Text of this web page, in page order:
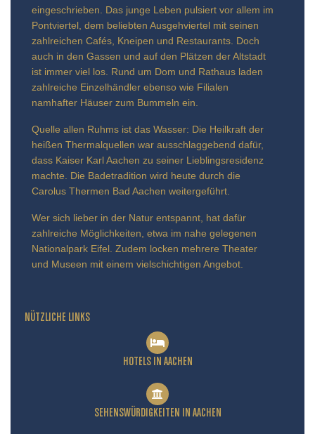
eingeschrieben. Das junge Leben pulsiert vor allem im
Pontviertel, dem beliebten Ausgehviertel mit seinen
zahlreichen Cafés, Kneipen und Restaurants. Doch
auch in den Gassen und auf den Plätzen der Altstadt
ist immer viel los. Rund um Dom und Rathaus laden
zahlreiche Einzelhändler ebenso wie Filialen
namhafter Häuser zum Bummeln ein.
Quelle allen Ruhms ist das Wasser: Die Heilkraft der
heißen Thermalquellen war ausschlaggebend dafür,
dass Kaiser Karl Aachen zu seiner Lieblingsresidenz
machte. Die Badetradition wird heute durch die
Carolus Thermen Bad Aachen weitergeführt.
Wer sich lieber in der Natur entspannt, hat dafür
zahlreiche Möglichkeiten, etwa im nahe gelegenen
Nationalpark Eifel. Zudem locken mehrere Theater
und Museen mit einem vielschichtigen Angebot.
NÜTZLICHE LINKS
HOTELS IN AACHEN
SEHENSWÜRDIGKEITEN IN AACHEN